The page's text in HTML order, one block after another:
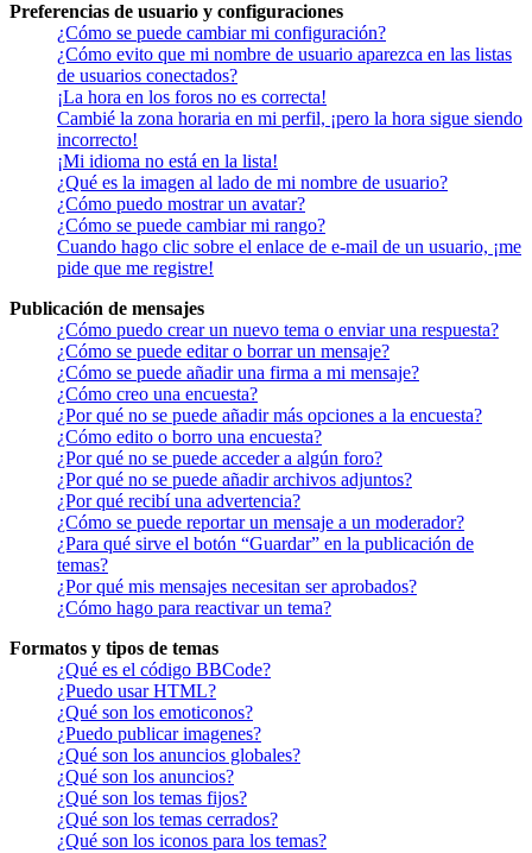
Preferencias de usuario y configuraciones
¿Cómo se puede cambiar mi configuración?
¿Cómo evito que mi nombre de usuario aparezca en las listas
de usuarios conectados?
¡La hora en los foros no es correcta!
Cambié la zona horaria en mi perfil, ¡pero la hora sigue siendo
incorrecto!
¡Mi idioma no está en la lista!
¿Qué es la imagen al lado de mi nombre de usuario?
¿Cómo puedo mostrar un avatar?
¿Cómo se puede cambiar mi rango?
Cuando hago clic sobre el enlace de e-mail de un usuario, ¡me
pide que me registre!
Publicación de mensajes
¿Cómo puedo crear un nuevo tema o enviar una respuesta?
¿Cómo se puede editar o borrar un mensaje?
¿Cómo se puede añadir una firma a mi mensaje?
¿Cómo creo una encuesta?
¿Por qué no se puede añadir más opciones a la encuesta?
¿Cómo edito o borro una encuesta?
¿Por qué no se puede acceder a algún foro?
¿Por qué no se puede añadir archivos adjuntos?
¿Por qué recibí una advertencia?
¿Cómo se puede reportar un mensaje a un moderador?
¿Para qué sirve el botón “Guardar” en la publicación de
temas?
¿Por qué mis mensajes necesitan ser aprobados?
¿Cómo hago para reactivar un tema?
Formatos y tipos de temas
¿Qué es el código BBCode?
¿Puedo usar HTML?
¿Qué son los emoticonos?
¿Puedo publicar imagenes?
¿Qué son los anuncios globales?
¿Qué son los anuncios?
¿Qué son los temas fijos?
¿Qué son los temas cerrados?
¿Qué son los iconos para los temas?